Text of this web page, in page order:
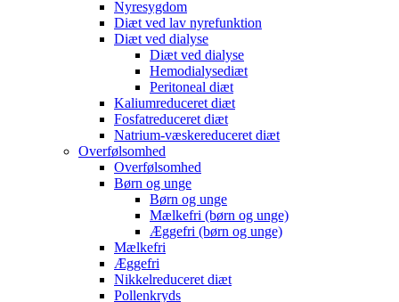
Nyresygdom
Diæt ved lav nyrefunktion
Diæt ved dialyse
Diæt ved dialyse
Hemodialysediæt
Peritoneal diæt
Kaliumreduceret diæt
Fosfatreduceret diæt
Natrium-væskereduceret diæt
Overfølsomhed
Overfølsomhed
Børn og unge
Børn og unge
Mælkefri (børn og unge)
Æggefri (børn og unge)
Mælkefri
Æggefri
Nikkelreduceret diæt
Pollenkryds